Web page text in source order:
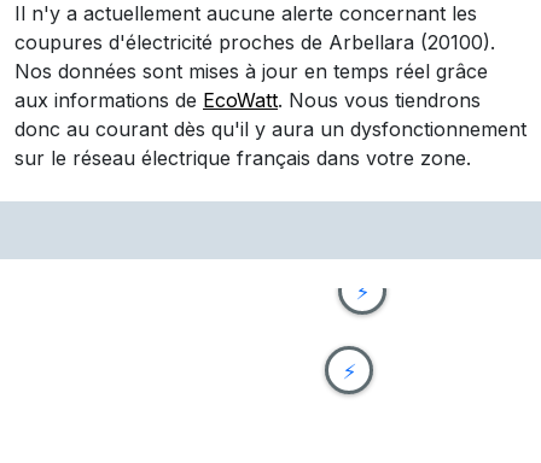
Il n'y a actuellement aucune alerte concernant les
coupures d'électricité proches de Arbellara (20100).
Nos données sont mises à jour en temps réel grâce
aux informations de EcoWatt. Nous vous tiendrons
donc au courant dès qu'il y aura un dysfonctionnement
sur le réseau électrique français dans votre zone.
⚡
⚡